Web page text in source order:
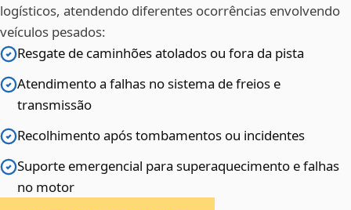
logísticos, atendendo diferentes ocorrências envolvendo
veículos pesados:
Resgate de caminhões atolados ou fora da pista
Atendimento a falhas no sistema de freios e
transmissão
Recolhimento após tombamentos ou incidentes
Suporte emergencial para superaquecimento e falhas
no motor